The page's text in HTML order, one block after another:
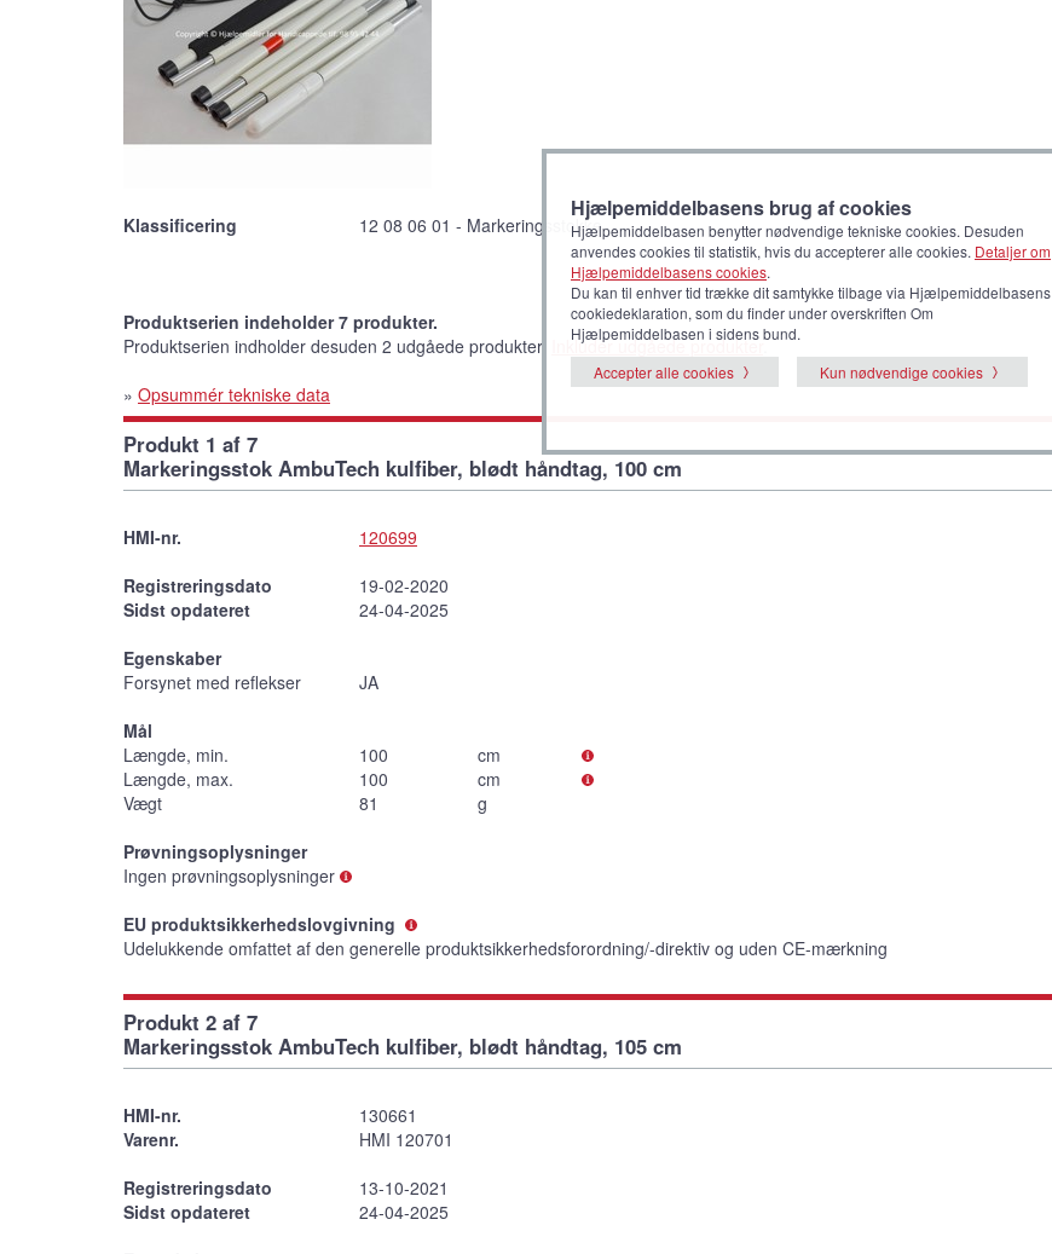
Klassificering 12 08 06 01 - Markeringsstokke
Produktserien indeholder 7 produkter.
Produktserien indholder desuden 2 udgåede produkter.
Inkludér udgåede produkter.
» Opsummér tekniske data
Produkt 1 af 7
Markeringsstok AmbuTech kulfiber, blødt håndtag, 100 cm
HMI-nr.
120699
Registreringsdato
19-02-2020
Sidst opdateret
24-04-2025
Egenskaber
Forsynet med reflekser
JA
Mål
Længde, min.
100
cm
Længde, max.
100
cm
Vægt
81
g
Prøvningsoplysninger
Ingen prøvningsoplysninger
EU produktsikkerhedslovgivning
Udelukkende omfattet af den generelle produktsikkerhedsforordning/-direktiv og uden CE-mærkning
Produkt 2 af 7
Markeringsstok AmbuTech kulfiber, blødt håndtag, 105 cm
HMI-nr.
130661
Varenr.
HMI 120701
Registreringsdato
13-10-2021
Sidst opdateret
24-04-2025
Hjælpemiddelbasens brug af cookies
Hjælpemiddelbasen benytter nødvendige tekniske cookies. Desuden
anvendes cookies til statistik, hvis du accepterer alle cookies. Detaljer om
Hjælpemiddelbasens cookies.
Du kan til enhver tid trække dit samtykke tilbage via Hjælpemiddelbasens
cookiedeklaration, som du finder under overskriften Om
Hjælpemiddelbasen i sidens bund.
Accepter alle cookies
Kun nødvendige cookies